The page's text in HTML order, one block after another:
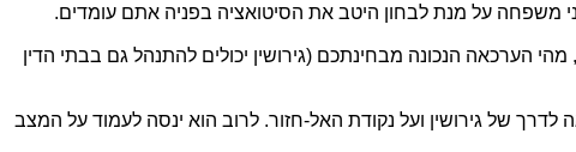
משפחה על מנת לבחון היטב את הסיטואציה בפניה אתם עומדים.
הערכאה הנכונה מבחינתכם (גירושין יכולים להתנהל גם בבתי הדין
של גירושין ועל נקודת האל-חזור. לרוב הוא ינסה לעמוד על המצב